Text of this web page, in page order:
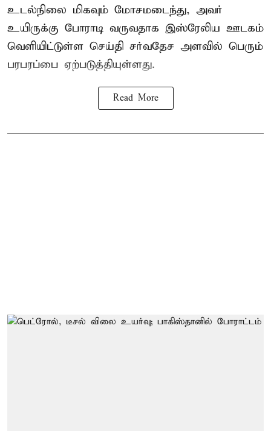
உடல்நிலை மிகவும் மோசமடைந்து, அவர்
உயிருக்கு போராடி வருவதாக இஸ்ரேலிய ஊடகம்
வெளியிட்டுள்ள செய்தி சர்வதேச அளவில் பெரும்
பரபரப்பை ஏற்படுத்தியுள்ளது.
Read More